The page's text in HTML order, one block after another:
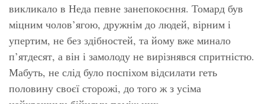
викликало в Неда певне занепокоєння. Томард був
міцним чолов’ягою, дружнім до людей, вірним і
упертим, не без здібностей, та йому вже минало
п’ятдесят, а він і замолоду не вирізнявся спритністю.
Мабуть, не слід було поспіхом відсилати геть
половину своєї сторожі, до того ж з усіма